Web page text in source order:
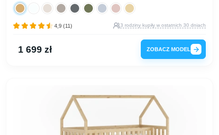
4,9 (11) 3 rodziny kupiły w ostatnich 30 dniach
1 699 zł ZOBACZ MODEL